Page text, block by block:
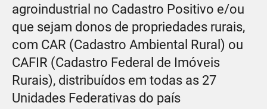
agroindustrial no Cadastro Positivo e/ou
que sejam donos de propriedades rurais,
com CAR (Cadastro Ambiental Rural) ou
CAFIR (Cadastro Federal de Imóveis
Rurais), distribuídos em todas as 27
Unidades Federativas do país